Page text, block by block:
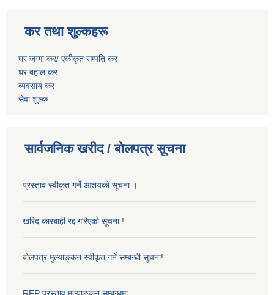
कर तथा शुल्कहरू
घर जग्गा कर/ एकीकृत सम्पति कर
घर बहाल कर
व्यवसाय कर
सेवा शुल्क
सार्वजनिक खरीद / बोलपत्र सूचना
प्रस्ताव स्वीकृत गर्ने आशयको सूचना ।
खरिद कारबाही रद्द गरिएको सूचना !
बोलपत्र मुल्याङ्कन स्वीकृत गर्ने सम्बन्धी सूचना!